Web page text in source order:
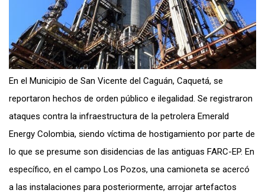
En el Municipio de San Vicente del Caguán, Caquetá, se
reportaron hechos de orden público e ilegalidad. Se registraron
ataques contra la infraestructura de la petrolera Emerald
Energy Colombia, siendo víctima de hostigamiento por parte de
lo que se presume son disidencias de las antiguas FARC-EP. En
específico, en el campo Los Pozos, una camioneta se acercó
a las instalaciones para posteriormente, arrojar artefactos